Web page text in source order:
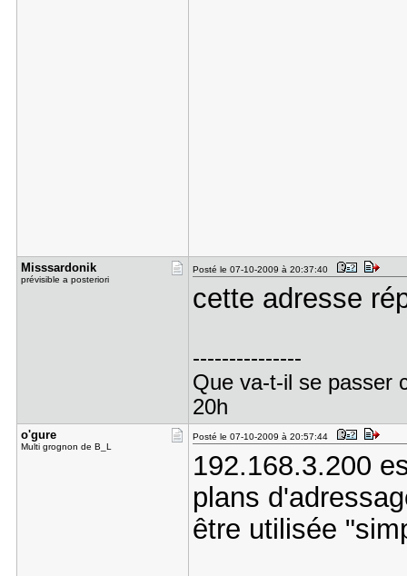
Misssardon​ik
prévisible a posteriori
Posté le 07-10-2009 à 20:37:40
cette adresse
---------------
Que va-t-il se passer
20h
o'gure
Multi grognon de B_L
Posté le 07-10-2009 à 20:57:44
192.168.3.200
plans
être utilisée